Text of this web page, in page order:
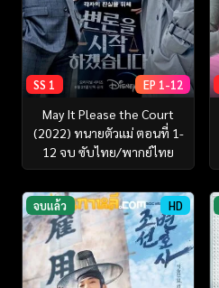
SS 1 EP 1-12
May It Please the Court
(2022) ทนายตัวแม่ ตอนที่ 1-
12 จบ ซับไทย/พากย์ไทย
จบแล้ว HD